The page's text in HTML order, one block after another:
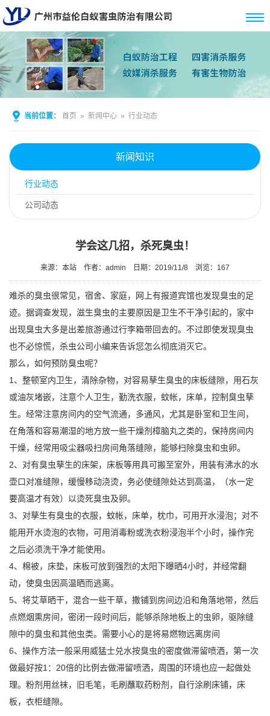
当前位置： 首页 » 新闻中心 » 行业动态
新闻知识
行业动态
公司动态
学会这几招，杀死臭虫！
来源：本站 作者：admin 日期：2019/11/8 浏览： 167
难杀的臭虫很常见，宿舍、家庭，网上有报道宾馆也发现臭虫的足
迹。据调查发现，滋生臭虫的主要原因是卫生不干净引起的，家中
出现臭虫大多是出差旅游通过行李箱带回去的。不过即使发现臭虫
也不必惊慌，杀虫公司小编来告诉您怎么彻底消灭它。
那么，如何预防臭虫呢？
1、整顿室内卫生，清除杂物，对容易孳生臭虫的床板缝隙，用石灰
或油灰堵嵌，注意个人卫生，勤洗衣服，蚊帐，床单，控制臭虫孳
生。经常注意房间内的空气流通，多通风，尤其是卧室和卫生间，
在角落和容易潮湿的地方放一些干燥剂樟脑丸之类的，保持房间内
干燥，经常用吸尘器吸扫房间角落缝隙，能够扫除臭虫和虫卵。
2、对有臭虫孳生的床架，床板等用具可搬至室外，用装有沸水的水
壶口对准缝隙，缓慢移动浇烫，务必使缝隙处达到高温，（水一定
要高温才有效）以烫死臭虫及卵。
3、对孳生有臭虫的衣服，蚊帐，床单，枕巾，可用开水浸泡；对不
能用开水烫泡的衣物，可用消毒粉或洗衣粉浸泡半个小时，操作完
之后必须洗干净才能使用。
4、棉被，床垫，床板可放到强烈的太阳下曝晒4小时，并经常翻
动，使臭虫因高温晒而逃离。
5、将艾草晒干，混合一些干草，撒铺到房间边沿和角落地带，然后
点燃烟熏房间，密闭一段时间后，能够杀除地板上的虫卵，驱除缝
隙中的臭虫和其他虫类。需要小心的是将易燃物远离房间
6、操作方法一般采用威猛士兑水按臭虫的密度做滞留喷洒，第一次
做最好按1：20倍的比例去做滞留喷洒，周围的环境也应一起做处
理。粉剂用丝袜，旧毛笔，毛刷蘸取药粉剂，自行涂刷床铺，床
板，衣柜缝隙。